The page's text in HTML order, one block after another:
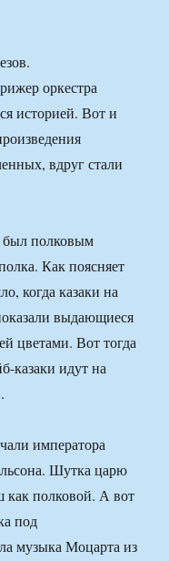
оркестра
историей. Вот и
вдруг стали
был полковым
Как поясняет
когда казаки на
выдающиеся
цветами. Вот тогда
казаки идут на
императора
Шутка царю
как полковой. А вот
под
музыка Моцарта из